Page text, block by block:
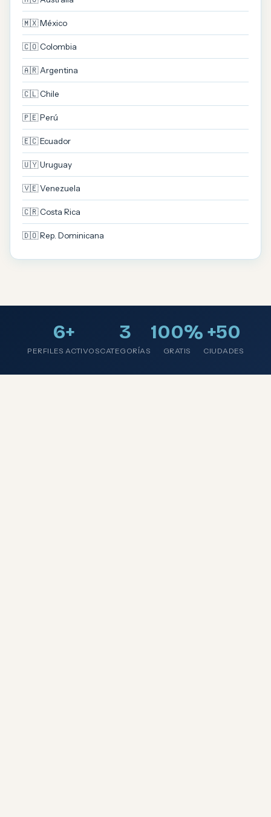
🇲🇽 México
🇨🇴 Colombia
🇦🇷 Argentina
🇨🇱 Chile
🇵🇪 Perú
🇪🇨 Ecuador
🇺🇾 Uruguay
🇻🇪 Venezuela
🇨🇷 Costa Rica
🇩🇴 Rep. Dominicana
6+
PERFILES ACTIVOS
3
CATEGORÍAS
100%
GRATIS
+50
CIUDADES